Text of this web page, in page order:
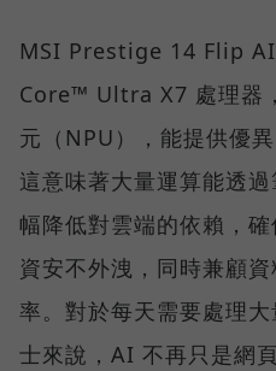
MSI Prestige 14 Flip
Core™ Ultra X7 處理器
元（NPU），能提供優
這意味著大量運算能透
幅降低對雲端的依賴，
資安不外洩，同時兼顧
率。對於每天需要處理
士來說，AI 不再只是網